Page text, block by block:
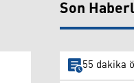
Son
55 dakika